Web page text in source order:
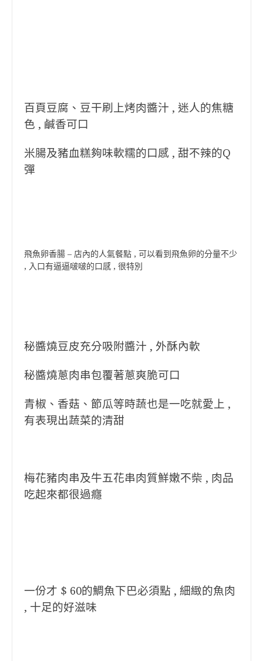
百頁豆腐、豆干刷上烤肉醬汁 , 迷人的焦糖
色 , 鹹香可口
米腸及豬血糕夠味軟糯的口感 , 甜不辣的Q
彈
飛魚卵香腸 – 店內的人氣餐點 , 可以看到飛魚卵的分量不少
, 入口有逼逼啵啵的口感 , 很特別
秘醬燒豆皮充分吸附醬汁 , 外酥內軟
秘醬燒蔥肉串包覆著蔥爽脆可口
青椒、香菇、節瓜等時蔬也是一吃就愛上 ,
有表現出蔬菜的清甜
梅花豬肉串及牛五花串肉質鮮嫩不柴 , 肉品
吃起來都很過癮
一份才 $ 60的鯛魚下巴必須點 , 細緻的魚肉
, 十足的好滋味